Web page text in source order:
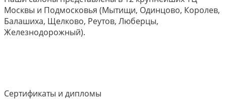
Москвы и Подмосковья (Мытищи, Одинцово, Королев,
Балашиха, Щелково, Реутов, Люберцы,
Железнодорожный).
Сертификаты и дипломы